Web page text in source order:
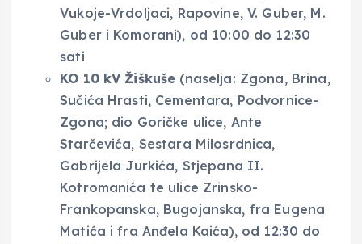
Vukoje-Vrdoljaci, Rapovine, V. Guber, M.
Guber i Komorani), od 10:00 do 12:30
sati
KO 10 kV Žiškuše (naselja: Zgona, Brina,
Sučića Hrasti, Cementara, Podvornice-
Zgona; dio Goričke ulice, Ante
Starčevića, Sestara Milosrdnica,
Gabrijela Jurkića, Stjepana II.
Kotromanića te ulice Zrinsko-
Frankopanska, Bugojanska, fra Eugena
Matića i fra Anđela Kaića), od 12:30 do